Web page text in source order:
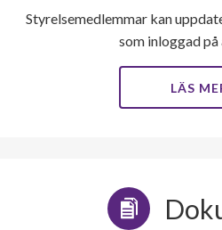
Styrelsemedlemmar kan
som inloggad på
LÄS